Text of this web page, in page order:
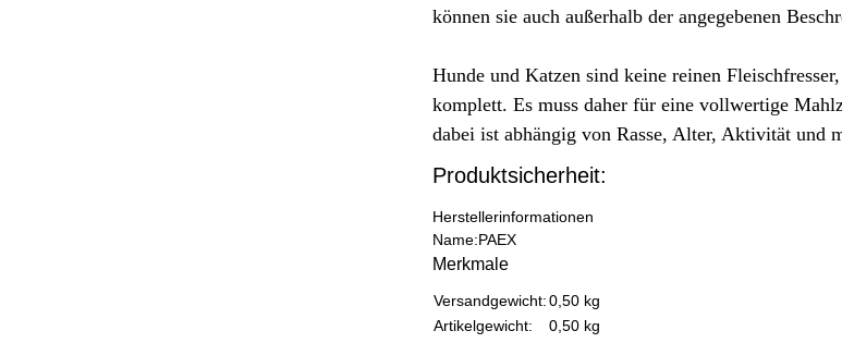
können sie auch außerhalb der angegebenen
Hunde und Katzen sind keine reinen
komplett. Es muss daher für eine vollwertige
dabei ist abhängig von Rasse, Alter, Aktivität und
Produktsicherheit:
Herstellerinformationen
Name:PAEX
Merkmale
Produkteigenschaft
Wert
Versandgewicht:0,50 kg
Artikelgewicht:
0,50 kg